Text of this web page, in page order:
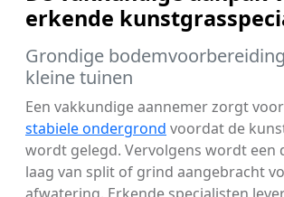
erkende
Grondige
kleine tuinen
Een vakkundige aannemer zorgt
stabiele ondergrond voordat de
wordt gelegd. Vervolgens wordt een
laag van split of grind aangebracht
afwatering. Erkende specialisten